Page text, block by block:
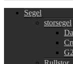
Segel
storsegel